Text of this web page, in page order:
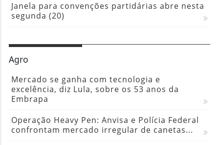
Janela para convenções partidárias abre nesta
segunda (20)
Agro
Mercado se ganha com tecnologia e
excelência, diz Lula, sobre os 53 anos da
Embrapa
Operação Heavy Pen: Anvisa e Polícia Federal
confrontam mercado irregular de canetas...